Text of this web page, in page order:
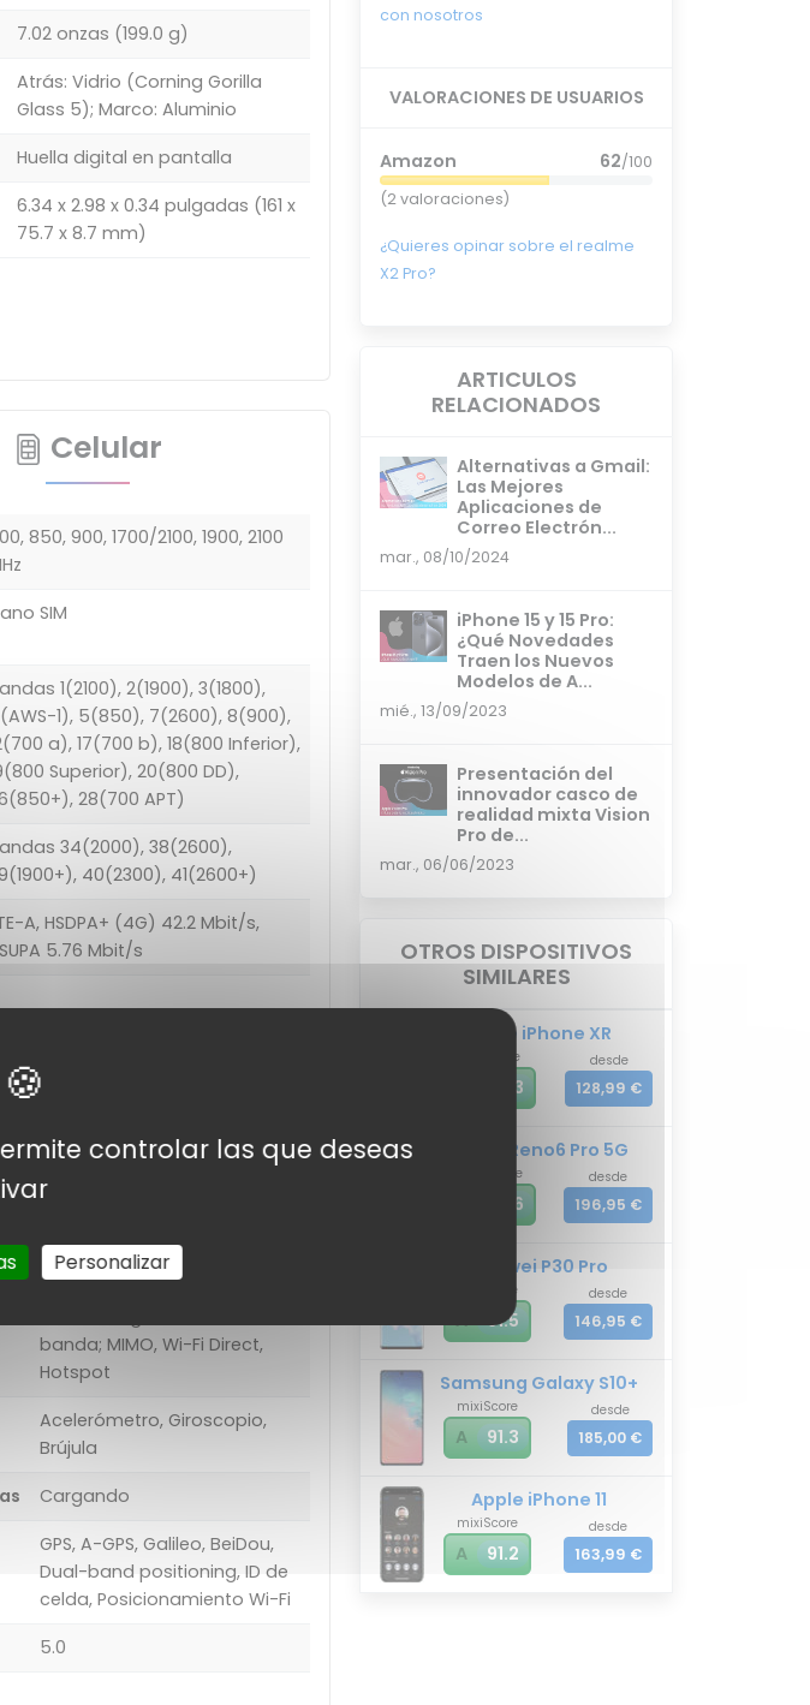
7.02 onzas (199.0 g)
Atrás: Vidrio (Corning Gorilla
Glass 5); Marco: Aluminio
Huella digital en pantalla
6.34 x 2.98 x 0.34 pulgadas (161 x
75.7 x 8.7 mm)
Celular
850, 900, 1700/2100, 1900, 2100
SIM
1(2100), 2(1900), 3(1800),
1), 5(850), 7(2600), 8(900),
a), 17(700 b), 18(800 Inferior),
Superior), 20(800 DD),
28(700 APT)
34(2000), 38(2600),
40(2300), 41(2600+)
A, HSDPA+ (4G) 42.2 Mbit/s,
5.76 Mbit/s
Funciones de
conectividad
NFC
banda; MIMO, Wi-Fi Direct,
Hotspot
Acelerómetro, Giroscopio,
Brújula
Cargando
GPS, A-GPS, Galileo, BeiDou,
Dual-band positioning, ID de
celda, Posicionamiento Wi-Fi
5.0
con nosotros
VALORACIONES DE USUARIOS
Amazon 62/100
(2 valoraciones)
¿Quieres opinar sobre el realme
X2 Pro?
ARTICULOS
RELACIONADOS
Alternativas a Gmail:
Las Mejores
Aplicaciones de
Correo Electrón...
mar., 08/10/2024
iPhone 15 y 15 Pro:
¿Qué Novedades
Traen los Nuevos
Modelos de A...
mié., 13/09/2023
Presentación del
innovador casco de
realidad mixta Vision
Pro de...
mar., 06/06/2023
OTROS DISPOSITIVOS
SIMILARES
Apple iPhone XR
mixiScore
93.3
desde
128,99 €
OPPO Reno6 Pro 5G
mixiScore
91.6
desde
196,95 €
Huawei P30 Pro
mixiScore
A 91.5
desde
146,95 €
Samsung Galaxy S10+
mixiScore
A 91.3
desde
185,00 €
Apple iPhone 11
mixiScore
A 91.2
desde
163,99 €
controlar las que deseas
Personalizar